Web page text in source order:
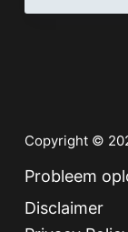
Copyright ©
Probleem
Disclaimer